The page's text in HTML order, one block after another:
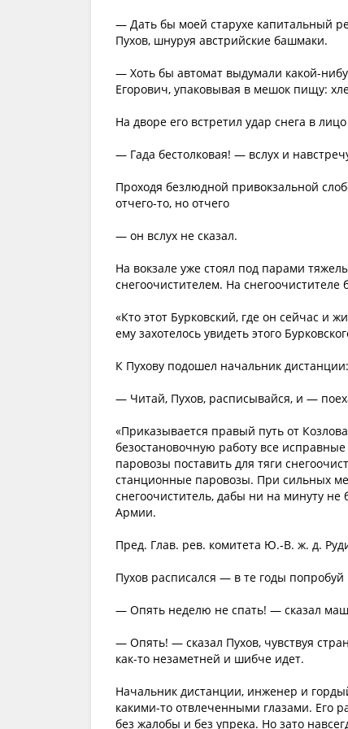
— Дать бы моей старухе капитальный
Пухов, шнуруя австрийские башмаки.
— Хоть бы автомат выдумали какой-
Егорович, упаковывая в мешок пищу:
На дворе его встретил удар снега в
— Гада бестолковая! — вслух и
Проходя безлюдной привокзальной
отчего-то, но отчего
— он вслух не сказал.
На вокзале уже стоял под парами
снегоочистителем. На
«Кто этот Бурковский, где он сейчас и
ему захотелось увидеть этого
К Пухову подошел начальник дистанции:
— Читай, Пухов, расписывайся, и —
«Приказывается правый путь от
безостановочную работу все
паровозы поставить для тяги
станционные паровозы. При сильных
снегоочиститель, дабы ни на минуту
Армии.
Пред. Глав. рев. комитета Ю.-В. ж. д.
Пухов расписался — в те годы
— Опять неделю не спать! — сказал
— Опять! — сказал Пухов, чувствуя
как-то незаметней и шибче идет.
Начальник дистанции, инженер и
какими-то отвлеченными глазами. Его
без жалобы и без упрека. Но зато